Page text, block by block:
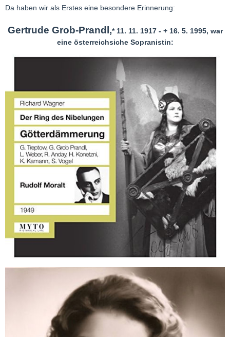
Da haben wir als Erstes eine besondere Erinnerung:
Gertrude Grob-Prandl,* 11. 11. 1917 - + 16. 5. 1995, war
eine österreichsiche Sopranistin: